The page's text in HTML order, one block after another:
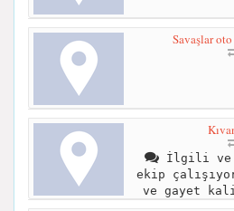
Savaşlar
İlgili ve
ekip
ve gayet